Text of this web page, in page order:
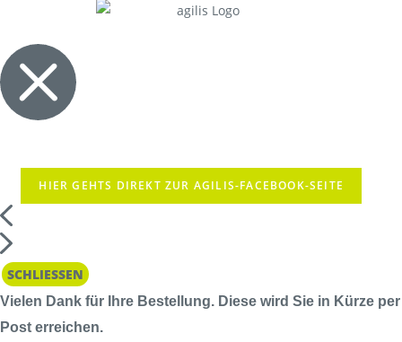
HIER GEHTS DIREKT ZUR AGILIS-FACEBOOK-SEITE
SCHLIESSEN
Vielen Dank für Ihre Bestellung. Diese wird Sie in Kürze per
Post erreichen.